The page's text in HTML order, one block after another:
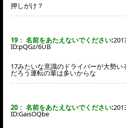
押しがけ？
19 ： 名前をあたえないでください:
ID:pQGz/6UB
17みたいな意識のドライバーが大勢い
だろう運転の輩は多いからな
20 ： 名前をあたえないでください:
ID:GaisOQbe